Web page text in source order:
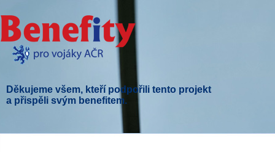
Děkujeme všem, kteří podpořili tento projekt
a přispěli svým benefitem.